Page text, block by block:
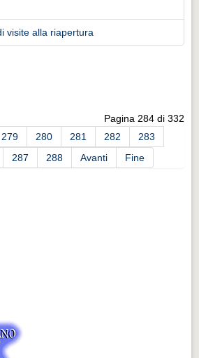
visite alla riapertura
Pagina 284 di 332
279 280 281 282
283
287 288 Avanti Fine